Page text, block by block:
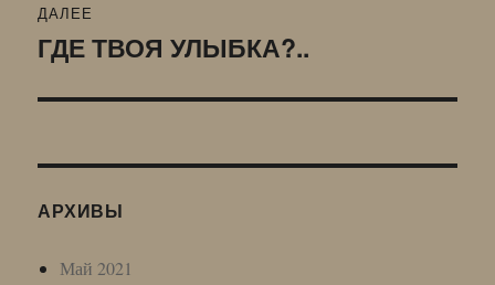
ДАЛЕЕ
Следующая
ГДЕ ТВОЯ УЛЫБКА?..
АРХИВЫ
Май 2021